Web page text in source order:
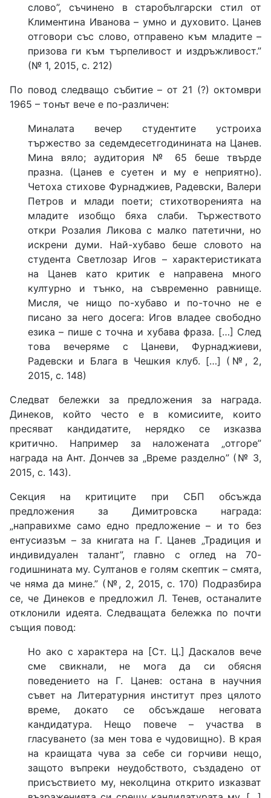
слово”, съчинено в старобългарски стил от
Климентина Иванова – умно и духовито. Цанев
отговори със слово, отправено към младите –
призова ги към търпеливост и издръжливост.”
(№ 1, 2015, с. 212)
По повод следващо събитие – от 21 (?) октомври
1965 – тонът вече е по-различен:
Миналата вечер студентите устроиха
тържество за седемдесетгодинината на Цанев.
Мина вяло; аудитория № 65 беше твърде
празна. (Цанев е суетен и му е неприятно).
Четоха стихове Фурнаджиев, Радевски, Валери
Петров и млади поети; стихотворенията на
младите изобщо бяха слаби. Тържеството
откри Розалия Ликова с малко патетични, но
искрени думи. Най-хубаво беше словото на
студента Светлозар Игов – характеристиката
на Цанев като критик е направена много
културно и тънко, на съвременно равнище.
Мисля, че нищо по-хубаво и по-точно не е
писано за него досега: Игов владее свободно
езика – пише с точна и хубава фраза. […] След
това вечеряме с Цаневи, Фурнаджиеви,
Радевски и Блага в Чешкия клуб. […] (№, 2,
2015, с. 148)
Следват бележки за предложения за награда.
Динеков, който често е в комисиите, които
пресяват кандидатите, нерядко се изказва
критично. Например за наложената „отгоре”
награда на Ант. Дончев за „Време разделно” (№ 3,
2015, с. 143).
Секция на критиците при СБП обсъжда
предложения за Димитровска награда:
„направихме само едно предложение – и то без
ентусиазъм – за книгата на Г. Цанев „Традиция и
индивидуален талант”, главно с оглед на 70-
годишнината му. Султанов е голям скептик – смята,
че няма да мине.” (№, 2, 2015, с. 170) Подразбира
се, че Динеков е предложил Л. Тенев, останалите
отклонили идеята. Следващата бележка по почти
същия повод:
Но ако с характера на [Ст. Ц.] Даскалов вече
сме свикнали, не мога да си обясня
поведението на Г. Цанев: остана в научния
съвет на Литературния институт през цялото
време, докато се обсъждаше неговата
кандидатура. Нещо повече – участва в
гласуването (за мен това е чудовищно). В края
на краищата чува за себе си горчиви нещо,
защото въпреки неудобството, създадено от
присъствието му, неколцина открито изказват